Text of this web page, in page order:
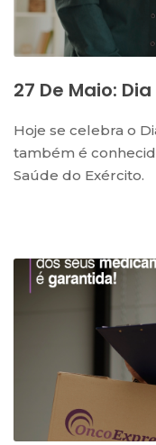
27 De Maio:
Hoje se celebra o
também é
Saúde do Exército.